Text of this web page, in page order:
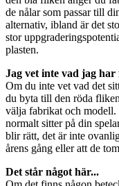
de nålar som passar till
alternativ, ibland är det
stor
plasten.
Jag vet inte vad jag
Om du inte vet vad det
du byta till den röda
välja fabrikat och modell.
normalt sitter på din
blir rätt, det är inte
årens gång eller att de
Det står något här...